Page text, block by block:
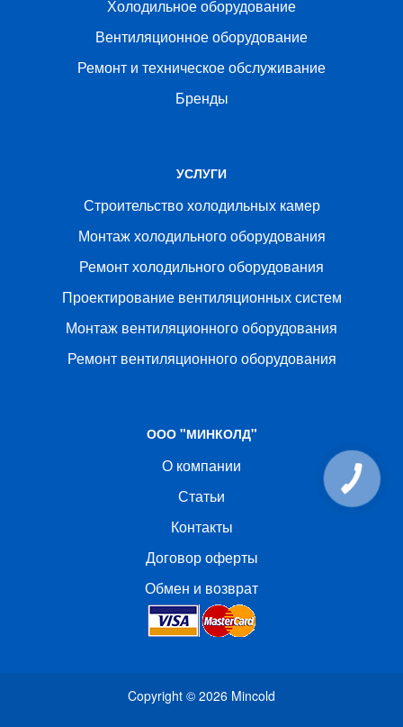
Холодильное оборудование
Вентиляционное оборудование
Ремонт и техническое обслуживание
Бренды
УСЛУГИ
Строительство холодильных камер
Монтаж холодильного оборудования
Ремонт холодильного оборудования
Проектирование вентиляционных систем
Монтаж вентиляционного оборудования
Ремонт вентиляционного оборудования
ООО "МИНКОЛД"
О компании
Статьи
Контакты
Договор оферты
Обмен и возврат
Copyright © 2026 Mincold